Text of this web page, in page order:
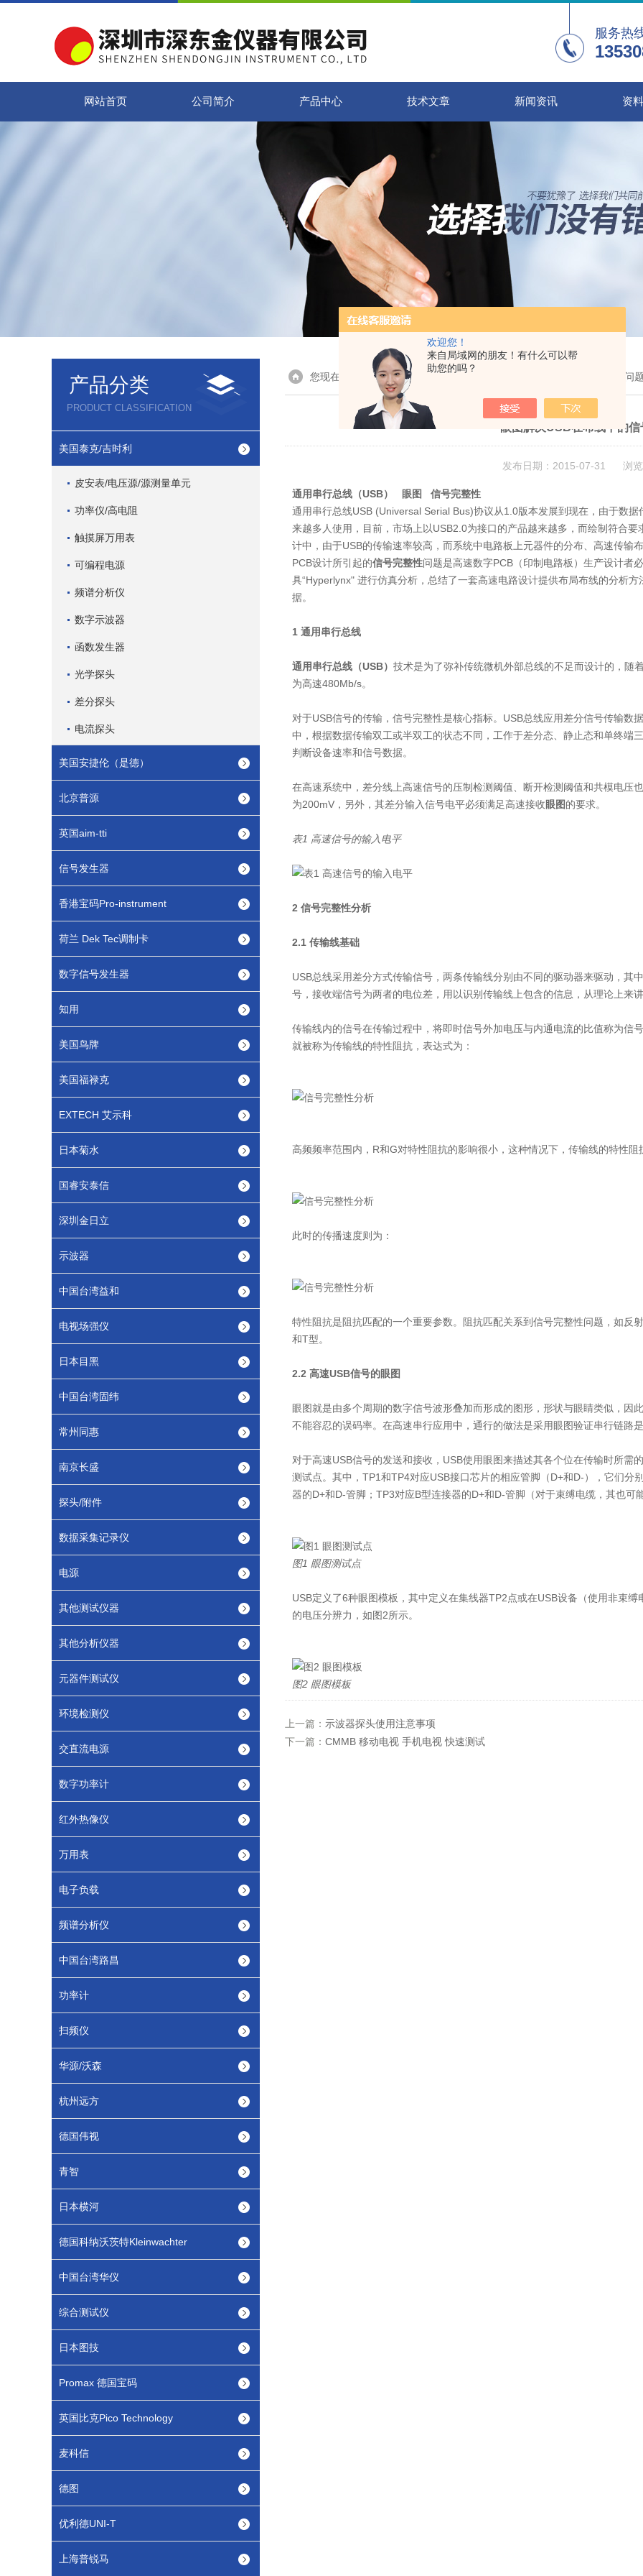
欢迎您！
来自局域网的朋友！有什么可以帮
助您的吗？
服务热
网站首页 公司简介 产品中心 技术文章 新闻资讯 资
产品分类
PRODUCT CLASSIFICATION
美国泰克/吉时利
皮安表/电压源/源测量单元
功率仪/高电阻
触摸屏万用表
可编程电源
频谱分析仪
数字示波器
函数发生器
光学探头
差分探头
电流探头
美国安捷伦（是德）
北京普源
英国aim-tti
信号发生器
香港宝码Pro-instrument
荷兰 Dek Tec调制卡
数字信号发生器
知用
美国鸟牌
美国福禄克
EXTECH 艾示科
日本菊水
国睿安泰信
深圳金日立
示波器
中国台湾益和
电视场强仪
日本目黑
中国台湾固纬
常州同惠
南京长盛
探头/附件
数据采集记录仪
电源
其他测试仪器
其他分析仪器
元器件测试仪
环境检测仪
交直流电源
数字功率计
红外热像仪
万用表
电子负载
频谱分析仪
中国台湾路昌
功率计
扫频仪
华源/沃森
杭州远方
德国伟视
青智
日本横河
德国科纳沃茨特Kleinwachter
中国台湾华仪
综合测试仪
日本图技
Promax 德国宝码
英国比克Pico Technology
麦科信
德图
优利德UNI-T
上海普锐马
您现在的位置：首页> 技术文章 > 眼图解决USB在布线中的信号完整性问
眼图解决USB在布线中的
发布日期：2015-07-31 浏览
通用串行总线（USB） 眼图 信号完整性
通用串行总线USB (Universal Serial Bus)协议从1.0版本发展到现在，由于数
来越多人使用，目前，市场上以USB2.0为接口的产品越来越多，而绘制符合要
计中，由于USB的传输速率较高，而系统中电路板上元器件的分布、高速传输
PCB设计所引起的信号完整性问题是高速数字PCB（印制电路板）生产设计者
具“Hyperlynx" 进行仿真分析，总结了一套高速电路设计提供布局布线的分析
据。
1 通用串行总线
通用串行总线（USB） 技术是为了弥补传统微机外部总线的不足而设计的，随
为高速480Mb/s。
对于USB信号的传输，信号完整性是核心指标。USB总线应用差分信号传输数
中，根据数据传输双工或半双工的状态不同，工作于差分态、静止态和单终端
判断设备速率和信号数据。
在高速系统中，差分线上高速信号的压制检测阈值、断开检测阈值和共模电压
为200mV，另外，其差分输入信号电平必须满足高速接收眼图的要求。
表1 高速信号的输入电平
2 信号完整性分析
2.1 传输线基础
USB总线采用差分方式传输信号，两条传输线分别由不同的驱动器来驱动，其
号，接收端信号为两者的电位差，用以识别传输线上包含的信息，从理论上来
传输线内的信号在传输过程中，将即时信号外加电压与内通电流的比值称为信
就被称为传输线的特性阻抗，表达式为：
高频频率范围内，R和G对特性阻抗的影响很小，这种情况下，传输线的特性
此时的传播速度则为：
特性阻抗是阻抗匹配的一个重要参数。阻抗匹配关系到信号完整性问题，如反
和T型。
2.2 高速USB信号的眼图
眼图就是由多个周期的数字信号波形叠加而形成的图形，形状与眼睛类似，因
不能容忍的误码率。在高速串行应用中，通行的做法是采用眼图验证串行链路
对于高速USB信号的发送和接收，USB使用眼图来描述其各个位在传输时所需
测试点。其中，TP1和TP4对应USB接口芯片的相应管脚（D+和D-），它们分
器的D+和D-管脚；TP3对应B型连接器的D+和D-管脚（对于束缚电缆，其也可
图1 眼图测试点
USB定义了6种眼图模板，其中定义在集线器TP2点或在USB设备（使用非束
的电压分辨力，如图2所示。
图2 眼图模板
上一篇： 示波器探头使用注意事项
下一篇： CMMB 移动电视 手机电视 快速测试